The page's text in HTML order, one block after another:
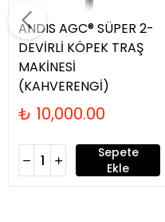
ANDIS AGC® SÜPER 2-
DEVİRLİ KÖPEK TRAŞ
MAKİNESİ
(KAHVERENGİ)
₺ 10,000.00
Sepete
Ekle